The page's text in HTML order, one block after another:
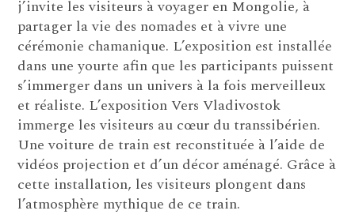
j’invite les visiteurs à voyager en Mongolie, à
partager la vie des nomades et à vivre une
cérémonie chamanique. L’exposition est installée
dans une yourte afin que les participants puissent
s’immerger dans un univers à la fois merveilleux
et réaliste. L’exposition Vers Vladivostok
immerge les visiteurs au cœur du transsibérien.
Une voiture de train est reconstituée à l’aide de
vidéos projection et d’un décor aménagé. Grâce à
cette installation, les visiteurs plongent dans
l’atmosphère mythique de ce train.